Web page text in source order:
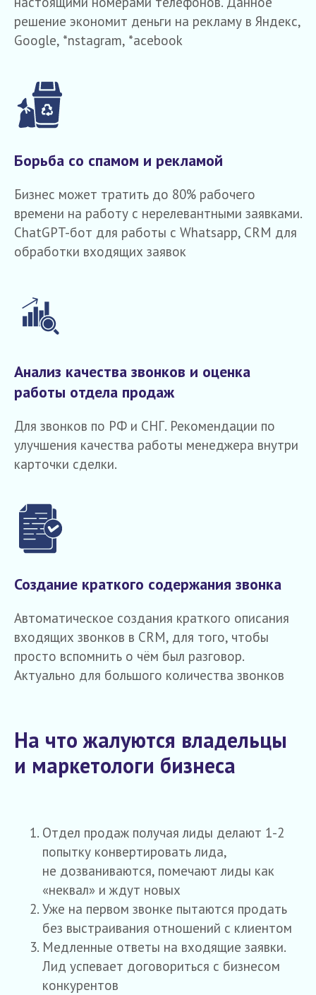
решение экономит деньги на рекламу в Яндекс,
Google, *nstagram, *acebook
Борьба со спамом и рекламой
Бизнес может тратить до 80% рабочего
времени на работу с нерелевантными заявками.
ChatGPT-бот для работы с Whatsapp, CRM для
обработки входящих заявок
Анализ качества звонков и оценка
работы отдела продаж
Для звонков по РФ и СНГ. Рекомендации по
улучшения качества работы менеджера внутри
карточки сделки.
Создание краткого содержания звонка
Автоматическое создания краткого описания
входящих звонков в CRM, для того, чтобы
просто вспомнить о чём был разговор.
Актуально для большого количества звонков
На что жалуются владельцы
и маркетологи бизнеса
Отдел продаж получая лиды делают 1-2
попытку конвертировать лида,
не дозваниваются, помечают лиды как
«неквал» и ждут новых
Уже на первом звонке пытаются продать
без выстраивания отношений с клиентом
Медленные ответы на входящие заявки.
Лид успевает договориться с бизнесом
конкурентов